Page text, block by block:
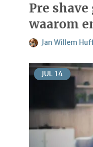
Pre
waarom
Jan Willem
JUL 14